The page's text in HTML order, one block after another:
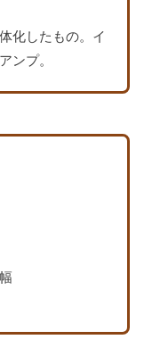
化したもの。イ
ンプ。